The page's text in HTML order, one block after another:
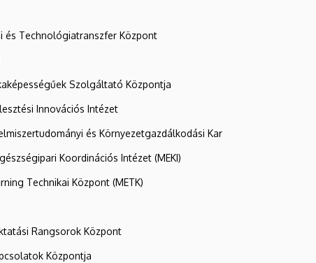
és Technológiatranszfer Központ
Szolgáltató Központja
Innovációs Intézet
és Környezetgazdálkodási Kar
Koordinációs Intézet (MEKI)
Technikai Központ (METK)
Rangsorok Központ
Központja